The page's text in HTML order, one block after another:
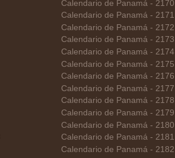
Calendario de Panamá - 2170
Calendario de Panamá - 2171
Calendario de Panamá - 2172
Calendario de Panamá - 2173
Calendario de Panamá - 2174
Calendario de Panamá - 2175
Calendario de Panamá - 2176
Calendario de Panamá - 2177
Calendario de Panamá - 2178
Calendario de Panamá - 2179
Calendario de Panamá - 2180
Calendario de Panamá - 2181
Calendario de Panamá - 2182